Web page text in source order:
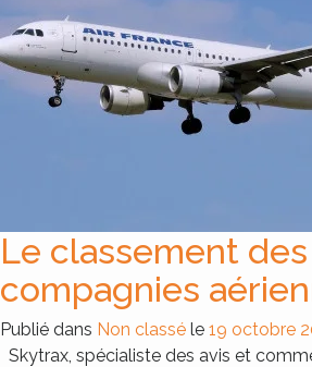
Le classement des
compagnies
Publié dans Non classé le 19 octobre
Skytrax, spécialiste des avis et